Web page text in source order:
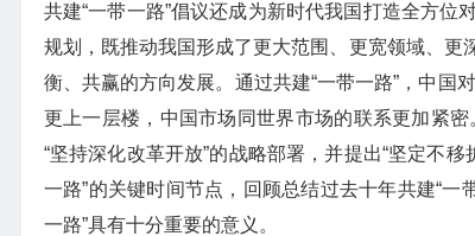
共建“一带一路”倡议还成为新时代我国打造全方
规划，既推动我国形成了更大范围、更宽领域、
衡、共赢的方向发展。通过共建“一带一路”，中国
更上一层楼，中国市场同世界市场的联系更加紧密
“坚持深化改革开放”的战略部署，并提出“坚定不
一路”的关键时间节点，回顾总结过去十年共建“
一路”具有十分重要的意义。